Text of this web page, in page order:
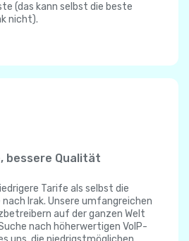
(das kann selbst die beste
nicht).
bessere Qualität
Tarife als selbst die
Irak. Unsere umfangreichen
auf der ganzen Welt
nach höherwertigen VoIP-